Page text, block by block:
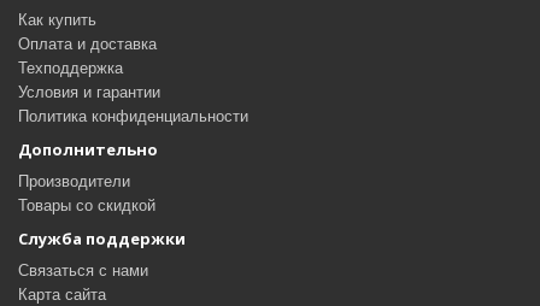
Как купить
Оплата и доставка
Техподдержка
Условия и гарантии
Политика конфиденциальности
Дополнительно
Производители
Товары со скидкой
Служба поддержки
Связаться с нами
Карта сайта